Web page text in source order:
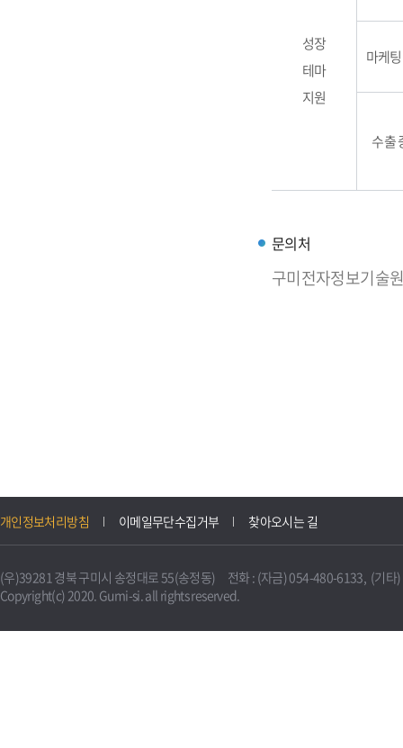
성장
테마
지원
마케
수출
문의처
구미전자정보기술
개인정보처리방침 이메일무단수집거부 찾아오시는 길
(우)39281 경북 구미시 송정대로 55(송정동) 전화 : (자금) 054-480-6133, (기타
Copyright(c) 2020. Gumi-si. all rights reserved.